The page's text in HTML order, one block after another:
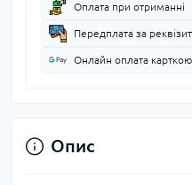
Оплата при отриманні
Передплата за
Онлайн оплата
Опис